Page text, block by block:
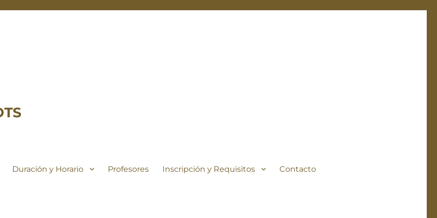
Duración y Horario Profesores Inscripción y Requisitos Contacto